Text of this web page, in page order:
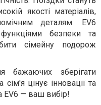
якості матеріалів,
деталям. EV6
безпеки та
сімейну подорож
бажаючих зберігати
цінує інновації та
EV6 — ваш вибір!